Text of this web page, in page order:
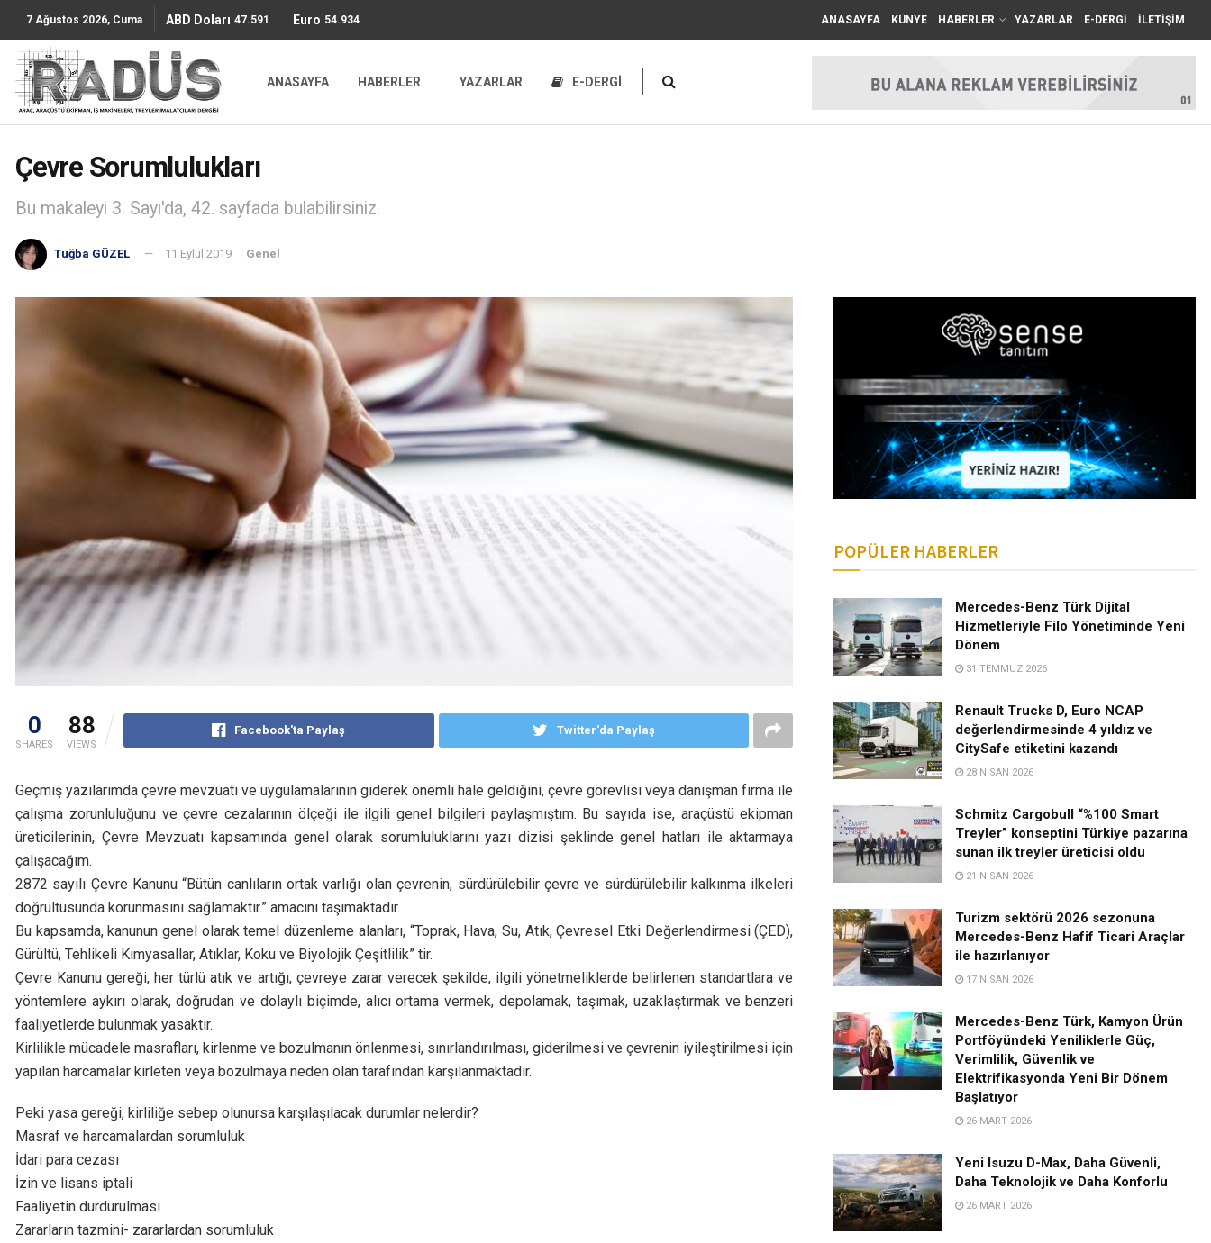
7 Ağustos 2026, Cuma ABD Doları 47.5911 Euro 54.9344 ANASAYFA KÜNYE HABERLER YAZARLAR E-DERGİ İLETİŞİM
ANASAYFA HABERLER YAZARLAR E-DERGİ
Çevre Sorumlulukları
Bu makaleyi 3. Sayı'da, 42. sayfada bulabilirsiniz.
Tuğba GÜZEL 11 Eylül 2019 Genel
0
SHARES
88
VIEWS
Facebook'ta Paylaş Twitter'da Paylaş
Geçmiş yazılarımda çevre mevzuatı ve uygulamalarının giderek önemli hale geldiğini, çevre görevlisi veya danışman firma ile
çalışma zorunluluğunu ve çevre cezalarının ölçeği ile ilgili genel bilgileri paylaşmıştım. Bu sayıda ise, araçüstü ekipman
üreticilerinin, Çevre Mevzuatı kapsamında genel olarak sorumluluklarını yazı dizisi şeklinde genel hatları ile aktarmaya
çalışacağım.
2872 sayılı Çevre Kanunu “Bütün canlıların ortak varlığı olan çevrenin, sürdürülebilir çevre ve sürdürülebilir kalkınma ilkeleri
doğrultusunda korunmasını sağlamaktır.” amacını taşımaktadır.
Bu kapsamda, kanunun genel olarak temel düzenleme alanları, “Toprak, Hava, Su, Atık, Çevresel Etki Değerlendirmesi (ÇED),
Gürültü, Tehlikeli Kimyasallar, Atıklar, Koku ve Biyolojik Çeşitlilik” tir.
Çevre Kanunu gereği, her türlü atık ve artığı, çevreye zarar verecek şekilde, ilgili yönetmeliklerde belirlenen standartlara ve
yöntemlere aykırı olarak, doğrudan ve dolaylı biçimde, alıcı ortama vermek, depolamak, taşımak, uzaklaştırmak ve benzeri
faaliyetlerde bulunmak yasaktır.
Kirlilikle mücadele masrafları, kirlenme ve bozulmanın önlenmesi, sınırlandırılması, giderilmesi ve çevrenin iyileştirilmesi için
yapılan harcamalar kirleten veya bozulmaya neden olan tarafından karşılanmaktadır.
Peki yasa gereği, kirliliğe sebep olunursa karşılaşılacak durumlar nelerdir?
Masraf ve harcamalardan sorumluluk
İdari para cezası
İzin ve lisans iptali
Faaliyetin durdurulması
Zararların tazmini- zararlardan sorumluluk
POPÜLER HABERLER
Mercedes-Benz Türk Dijital
Hizmetleriyle Filo Yönetiminde Yeni
Dönem
31 TEMMUZ 2026
Renault Trucks D, Euro NCAP
değerlendirmesinde 4 yıldız ve
CitySafe etiketini kazandı
28 NISAN 2026
Schmitz Cargobull “%100 Smart
Treyler” konseptini Türkiye pazarına
sunan ilk treyler üreticisi oldu
21 NISAN 2026
Turizm sektörü 2026 sezonuna
Mercedes-Benz Hafif Ticari Araçlar
ile hazırlanıyor
17 NISAN 2026
Mercedes-Benz Türk, Kamyon Ürün
Portföyündeki Yeniliklerle Güç,
Verimlilik, Güvenlik ve
Elektrifikasyonda Yeni Bir Dönem
Başlatıyor
26 MART 2026
Yeni Isuzu D-Max, Daha Güvenli,
Daha Teknolojik ve Daha Konforlu
26 MART 2026